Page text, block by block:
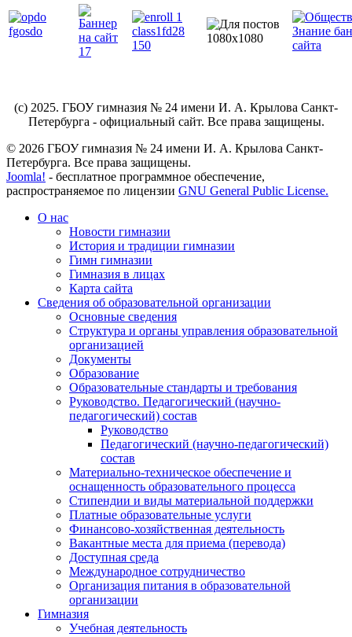
(c) 2025. ГБОУ гимназия № 24 имени И. А. Крылова Санкт-
Петербурга - официальный сайт. Все права защищены.
© 2026 ГБОУ гимназия № 24 имени И. А. Крылова Санкт-
Петербурга. Все права защищены.
Joomla! - бесплатное программное обеспечение,
распространяемое по лицензии GNU General Public License.
О нас
Новости гимназии
История и традиции гимназии
Гимн гимназии
Гимназия в лицах
Карта сайта
Сведения об образовательной организации
Основные сведения
Структура и органы управления образовательной
организацией
Документы
Образование
Образовательные стандарты и требования
Руководство. Педагогический (научно-
педагогический) состав
Руководство
Педагогический (научно-педагогический)
состав
Материально-техническое обеспечение и
оснащенность образовательного процесса
Стипендии и виды материальной поддержки
Платные образовательные услуги
Финансово-хозяйственная деятельность
Вакантные места для приема (перевода)
Доступная среда
Международное сотрудничество
Организация питания в образовательной
организации
Гимназия
Учебная деятельность